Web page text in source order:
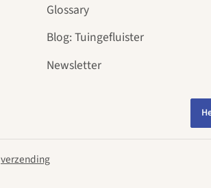
Glossary
Blog: Tuingefluister
Newsletter
verzending